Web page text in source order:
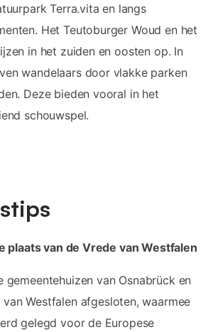
Terra.vita en langs
Het Teutoburger Woud en het
in het zuiden en oosten op. In
wandelaars door vlakke parken
Deze bieden vooral in het
schouwspel.
plaats van de Vrede van Westfalen
gemeentehuizen van Osnabrück en
Westfalen afgesloten, waarmee
gelegd voor de Europese